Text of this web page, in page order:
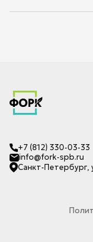
+7 (812) 330-03-33
info@fork-spb.ru
Санкт-Петербург,